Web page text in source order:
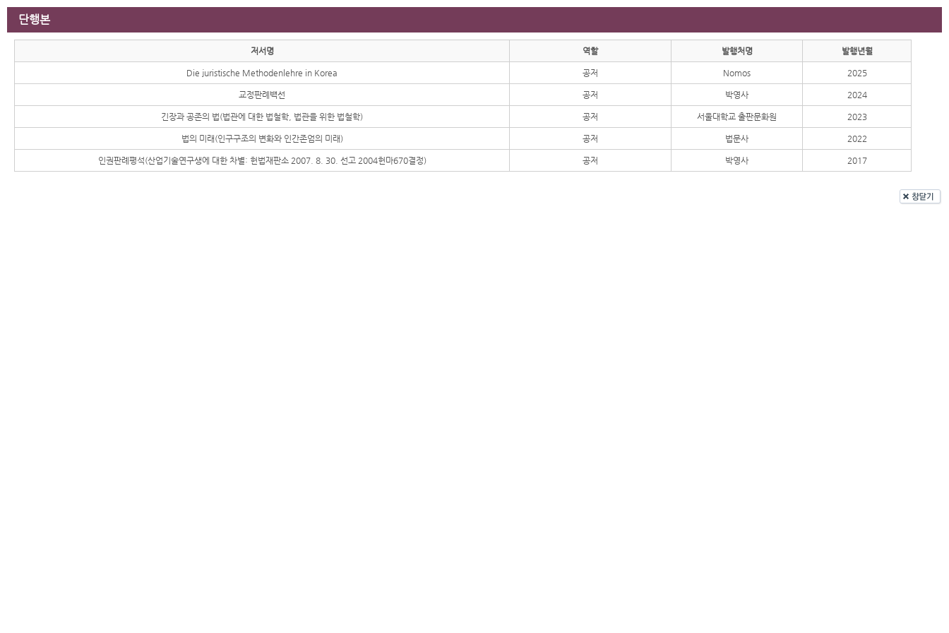
단행본
저서명 역할 발행처명 발행년월
Die juristische Methodenlehre in Korea 공저 Nomos 2025
교정판례백선 공저 박영사 2024
긴장과 공존의 법(법관에 대한 법철학, 법관을 위한 법철학) 공저 서울대학교 출판문화원 2023
법의 미래(인구구조의 변화와 인간존엄의 미래) 공저 법문사 2022
인권판례평석(산업기술연구생에 대한 차별: 헌법재판소 2007. 8. 30. 선고 2004헌마670결정) 공저 박영사 2017